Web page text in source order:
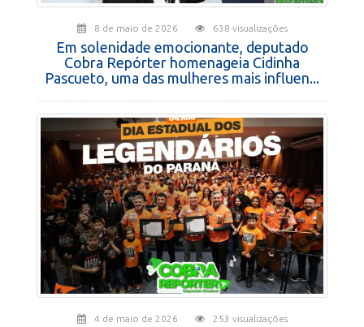
8 de maio de 2026 638 visualizações
Em solenidade emocionante, deputado
Cobra Repórter homenageia Cidinha
Pascueto, uma das mulheres mais influen...
4 de maio de 2026 253 visualizações